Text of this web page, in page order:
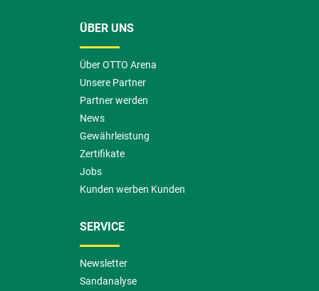
ÜBER UNS
Über OTTO Arena
Unsere Partner
Partner werden
News
Gewährleistung
Zertifikate
Jobs
Kunden werben Kunden
SERVICE
Newsletter
Sandanalyse